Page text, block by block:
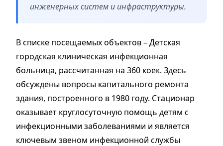
инженерных систем и инфраструктуры.
В списке посещаемых объектов – Детская
городская клиническая инфекционная
больница, рассчитанная на 360 коек. Здесь
обсуждены вопросы капитального ремонта
здания, построенного в 1980 году. Стационар
оказывает круглосуточную помощь детям с
инфекционными заболеваниями и является
ключевым звеном инфекционной службы